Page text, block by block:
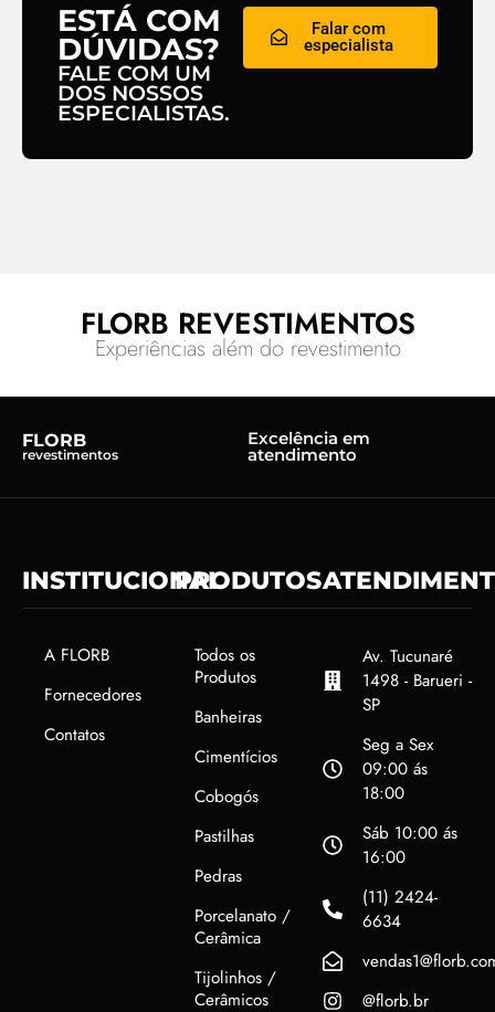
ESTÁ COM
DÚVIDAS?
FALE COM UM
DOS NOSSOS
ESPECIALISTAS.
Falar com
especialista
FLORB REVESTIMENTOS
Experiências além do revestimento
FLORB
revestimentos
Excelência em
atendimento
INSTITUCIONAL
A FLORB
Fornecedores
Contatos
PRODUTOS
Todos os
Produtos
Banheiras
Cimentícios
Cobogós
Pastilhas
Pedras
Porcelanato /
Cerâmica
Tijolinhos /
Cerâmicos
Av. Tucunaré
1498 - Barueri -
SP
Seg a Sex
09:00 ás
18:00
Sáb 10:00 ás
16:00
(11) 2424-
6634
@florb.br